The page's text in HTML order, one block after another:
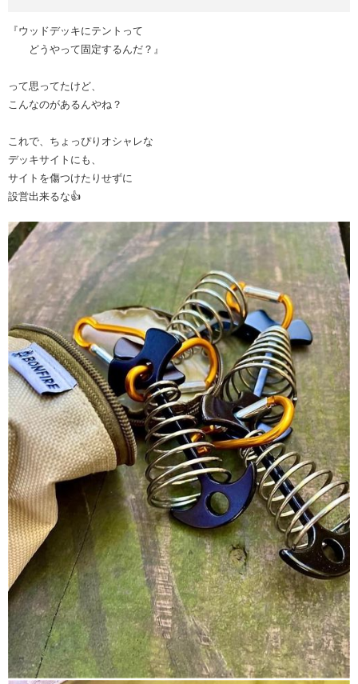
『ウッドデッキにテントって
どうやって固定するんだ？』
って思ってたけど、
こんなのがあるんやね？
これで、ちょっぴりオシャレな
デッキサイトにも、
サイトを傷つけたりせずに
設営出来るな👍